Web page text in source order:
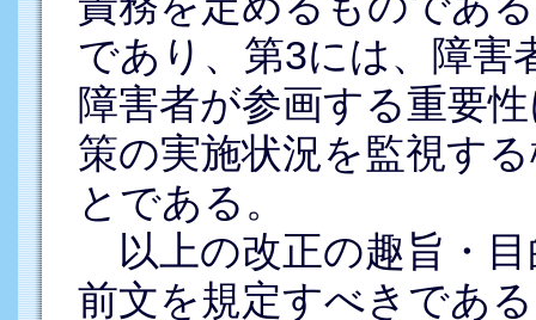
であり、第3には、障害
障害者が参画する重要
策の実施状況を監視す
とである。
以上の改正の趣旨・
前文を規定すべきであ